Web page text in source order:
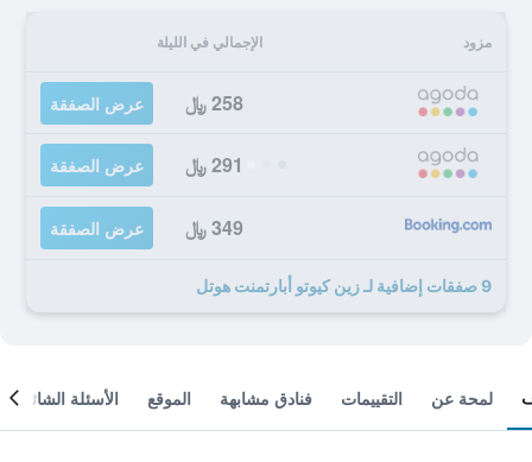
مزود الإجمالي في الليلة
258 ﷼ عرض الصفقة
291 ﷼ عرض الصفقة
349 ﷼ عرض الصفقة
9 صفقات إضافية لـ زين كيوتو أبارتمنت هوتل
لمحة عن التقييمات فنادق مشابهة الموقع الأسئلة الشائعة